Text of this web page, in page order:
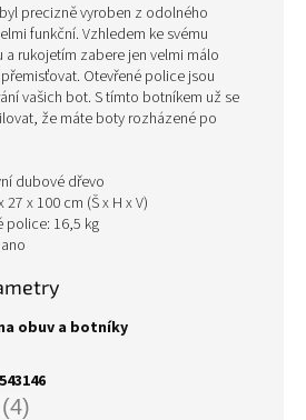
precizně vyroben z odolného
funkční. Vzhledem ke svému
rukojetím zabere jen velmi málo
Otevřené police jsou
vašich bot. S tímto botníkem už se
že máte boty rozházené po
dubové dřevo
27 x 100 cm (Š x H x V)
police: 16,5 kg
obuv a botníky